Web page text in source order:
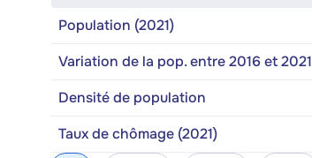
Population (2021)
Variation de la pop. entre 2016 et 2021
Densité de population
Taux de chômage (2021)